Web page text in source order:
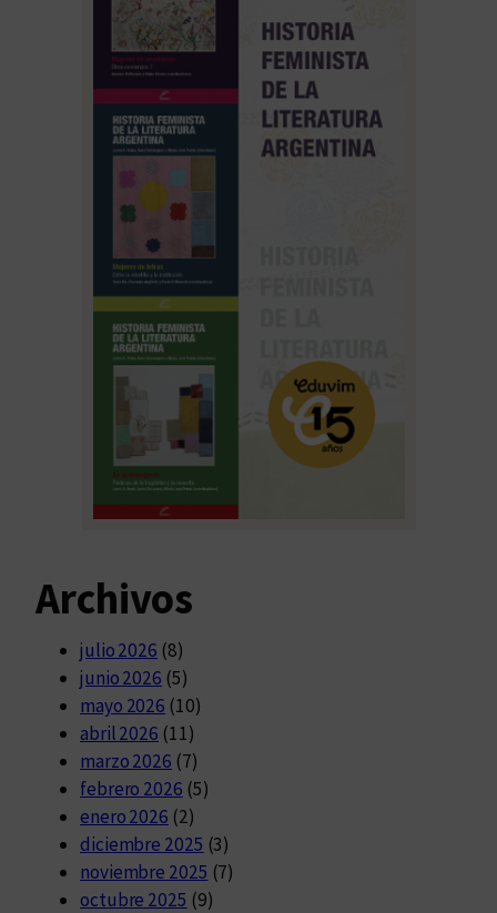
Archivos
julio 2026 (8)
junio 2026 (5)
mayo 2026 (10)
abril 2026 (11)
marzo 2026 (7)
febrero 2026 (5)
enero 2026 (2)
diciembre 2025 (3)
noviembre 2025 (7)
octubre 2025 (9)